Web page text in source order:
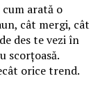
arată o
cât mergi, cât
des te vezi în
scorțoasă.
orice trend.